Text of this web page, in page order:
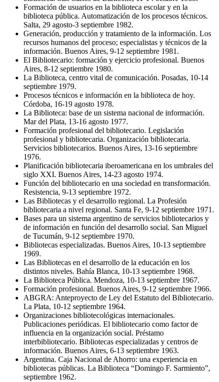
Formación de usuarios en la biblioteca escolar y en la
biblioteca pública. Automatización de los procesos técnicos.
Salta, 29 agosto-3 septiembre 1982.
Generación, producción y tratamiento de la información. Los
recursos humanos del proceso; especialistas y técnicos de la
información. Buenos Aires, 9-12 septiembre 1981.
El Bibliotecario: formación y ejercicio profesional. Buenos
Aires, 8-12 septiembre 1980.
La Biblioteca, centro vital de comunicación. Posadas, 10-14
septiembre 1979.
Procesos técnicos e información en la biblioteca de hoy.
Córdoba, 16-19 agosto 1978.
La Biblioteca: base de un sistema nacional de información.
Mar del Plata, 13-16 agosto 1977.
Formación profesional del bibliotecario. Legislación
profesional y bibliotecaria. Organización bibliotecaria.
Servicios bibliotecarios. Buenos Aires, 13-16 septiembre
1976.
Planificación bibliotecaria iberoamericana en los umbrales del
siglo XXI. Buenos Aires, 14-23 agosto 1974.
Función del bibliotecario en una sociedad en transformación.
Resistencia, 9-13 septiembre 1972.
Las Bibliotecas y el desarrollo regional. La Profesión
bibliotecaria a nivel regional. Santa Fe, 9-12 septiembre 1971.
Bases para un sistema argentino de servicios bibliotecarios y
de información en función del desarrollo social. San Miguel
de Tucumán, 9-12 septiembre 1970.
Bibliotecas especializadas. Buenos Aires, 10-13 septiembre
1969.
Las Bibliotecas en el desarrollo de la educación en los
distintos niveles. Bahía Blanca, 10-13 septiembre 1968.
La Biblioteca Pública. Mendoza, 10-13 septiembre 1967.
Formación profesional. Buenos Aires, 9-12 septiembre 1966.
ABGRA: Anteproyecto de Ley del Estatuto del Bibliotecario.
La Plata, 10-12 septiembre 1964.
Organizaciones bibliotecológicas internacionales.
Publicaciones periódicas. El bibliotecario como factor de
influencia en la organización social. Préstamo
interbibliotecario. Bibliotecas especializadas y centros de
información. Buenos Aires, 6-13 septiembre 1963.
Argentina. Caja Nacional de Ahorro: una experiencia en
bibliotecas públicas. La Biblioteca “Domingo F. Sarmiento”,
septiembre 1962.